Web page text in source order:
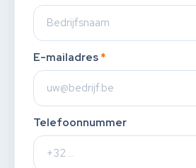
E-mailadres *
Telefoonnummer